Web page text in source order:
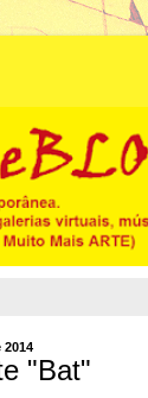
2014
"Bat"